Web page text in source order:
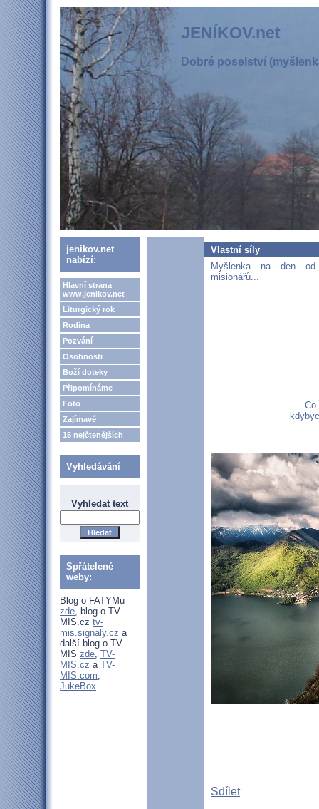
JENÍKOV.net
Dobré poselství
jenikov.net
nabízí:
Hlavní strana
www.jenikov.net
Liturgický rok
Rodina
Pozvání
Osobnosti
Boží doteky
Připomínáme
Foto
Zajímavé
15 nejčtenějších
Vyhledávání
Vyhledat text
Spřátelené
weby:
Blog o FATYMu
zde, blog o TV-
MIS.cz tv-
mis.signaly.cz a
další blog o TV-
MIS zde, TV-
MIS.cz a TV-
MIS.com,
JukeBox.
Vlastní síly
Myšlenka na den
misionářů...
Co
Sdílet